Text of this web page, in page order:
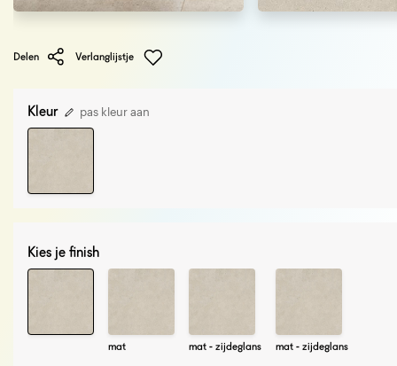
Delen Verlanglijstje
Kleur pas kleur aan
Kies je finish
mat mat - zijdeglans mat - zijdeglans